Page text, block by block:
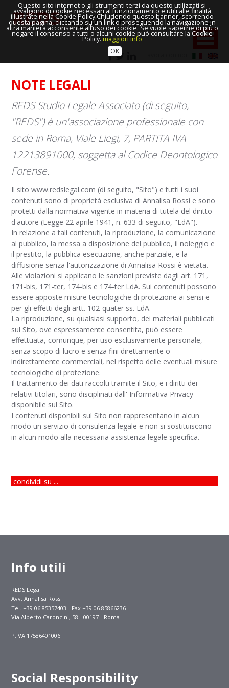
NOTE LEGALI
REDS Studio Legale Associato (di seguito,
"REDS") è un'associazione professionale con
sede in Roma, Viale Liegi, 7, PARTITA IVA
12213891000, soggetta al Codice Deontologico
Forense.
Il sito www.redslegal.com (di seguito, "Sito") e tutti i suoi
contenuti sono di proprietà esclusiva di Annalisa Rossi e sono
protetti dalla normativa vigente in materia di tutela del diritto
d'autore (Legge 22 aprile 1941, n. 633 di seguito, "LdA").
In relazione a tali contenuti, la riproduzione, la comunicazione
al pubblico, la messa a disposizione del pubblico, il noleggio e
il prestito, la pubblica esecuzione, anche parziale, e la
diffusione senza l'autorizzazione di Annalisa Rossi è vietata.
Alle violazioni si applicano le sanzioni previste dagli art. 171,
171-bis, 171-ter, 174-bis e 174-ter LdA. Sui contenuti possono
essere apposte misure tecnologiche di protezione ai sensi e
per gli effetti degli artt. 102-quater ss. LdA.
La riproduzione, su qualsiasi supporto, dei materiali pubblicati
sul Sito, ove espressamente consentita, può essere
effettuata, comunque, per uso esclusivamente personale,
senza scopo di lucro e senza fini direttamente o
indirettamente commerciali, nel rispetto delle eventuali misure
tecnologiche di protezione.
Il trattamento dei dati raccolti tramite il Sito, e i diritti dei
relativi titolari, sono disciplinati dall' Informativa Privacy
disponibile sul Sito.
I contenuti disponibili sul Sito non rappresentano in alcun
modo un servizio di consulenza legale e non si sostituiscono
in alcun modo alla necessaria assistenza legale specifica.
condividi su ...
Info utili
REDS Legal
Avv. Annalisa Rossi
Tel. +39 06 85357403 - Fax +39 06 85866236
Via Alberto Caroncini, 58 - 00197 - Roma
P.IVA 17586401006
Social Responsibility
Questo sito internet o gli strumenti terzi da questo utilizzati si
avvalgono di cookie necessari al funzionamento e utili alle finalità
illustrate nella Cookie Policy.Chiudendo questo banner, scorrendo
questa pagina, cliccando su un link o proseguendo la navigazione in
altra maniera acconsente all’uso dei cookie. Se vuole saperne di più o
negare il consenso a tutti o alcuni cookie può consultare la Cookie
Policy. maggiori info
OK